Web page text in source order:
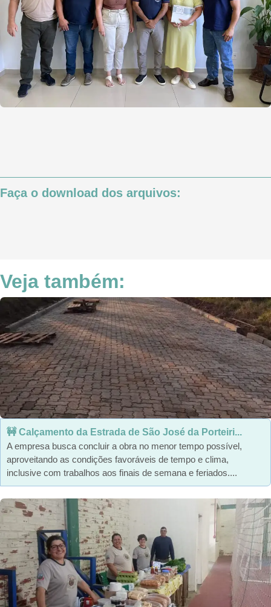
Faça o download dos arquivos:
Veja também:
🚧 Calçamento da Estrada de São José da Porteiri...
A empresa busca concluir a obra no menor tempo possível,
aproveitando as condições favoráveis de tempo e clima,
inclusive com trabalhos aos finais de semana e feriados....